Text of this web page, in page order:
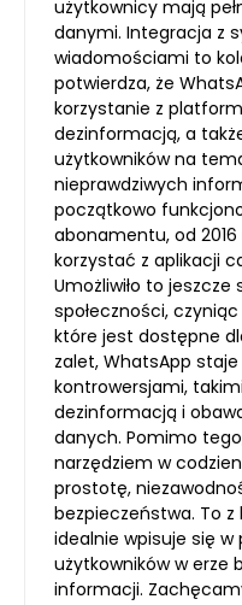
użytkownicy mają
danymi. Integracja z
wiadomościami to
potwierdza, że
korzystanie z
dezinformacją, a
użytkowników na
nieprawdziwych
początkowo
abonamentu, od
korzystać z aplikacji
Umożliwiło to
społeczności,
które jest dostępne
zalet, WhatsApp
kontrowersjami,
dezinformacją i
danych. Pomimo
narzędziem w
prostotę,
bezpieczeństwa. To z
idealnie wpisuje się w
użytkowników w erze
informacji.